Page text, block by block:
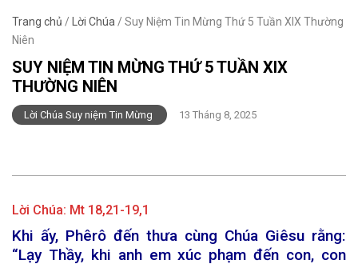
Trang chủ / Lời Chúa / Suy Niệm Tin Mừng Thứ 5 Tuần XIX Thường
Niên
SUY NIỆM TIN MỪNG THỨ 5 TUẦN XIX
THƯỜNG NIÊN
Lời Chúa Suy niệm Tin Mừng 13 Tháng 8, 2025
Lời Chúa: Mt 18,21-19,1
Khi ấy, Phêrô đến thưa cùng Chúa Giêsu rằng:
“Lạy Thầy, khi anh em xúc phạm đến con, con